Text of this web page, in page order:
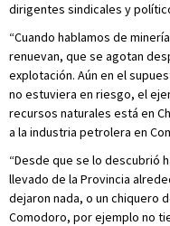
dirigentes sindicales y
“Cuando hablamos de
renuevan, que se agotan
explotación. Aún en el
no estuviera en riesgo, el
recursos naturales está en
a la industria petrolera en
“Desde que se lo descubrió
llevado de la Provincia
dejaron nada, o un chiquero
Comodoro, por ejemplo no